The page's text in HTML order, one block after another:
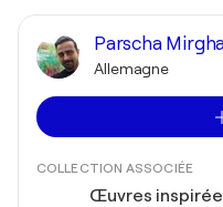
Parscha
Allemagne
COLLECTION ASSOCIÉE
Œuvres